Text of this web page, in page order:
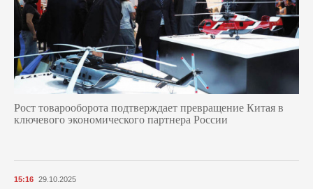
Рост товарооборота подтверждает превращение Китая в
ключевого экономического партнера России
15:16 29.10.2025